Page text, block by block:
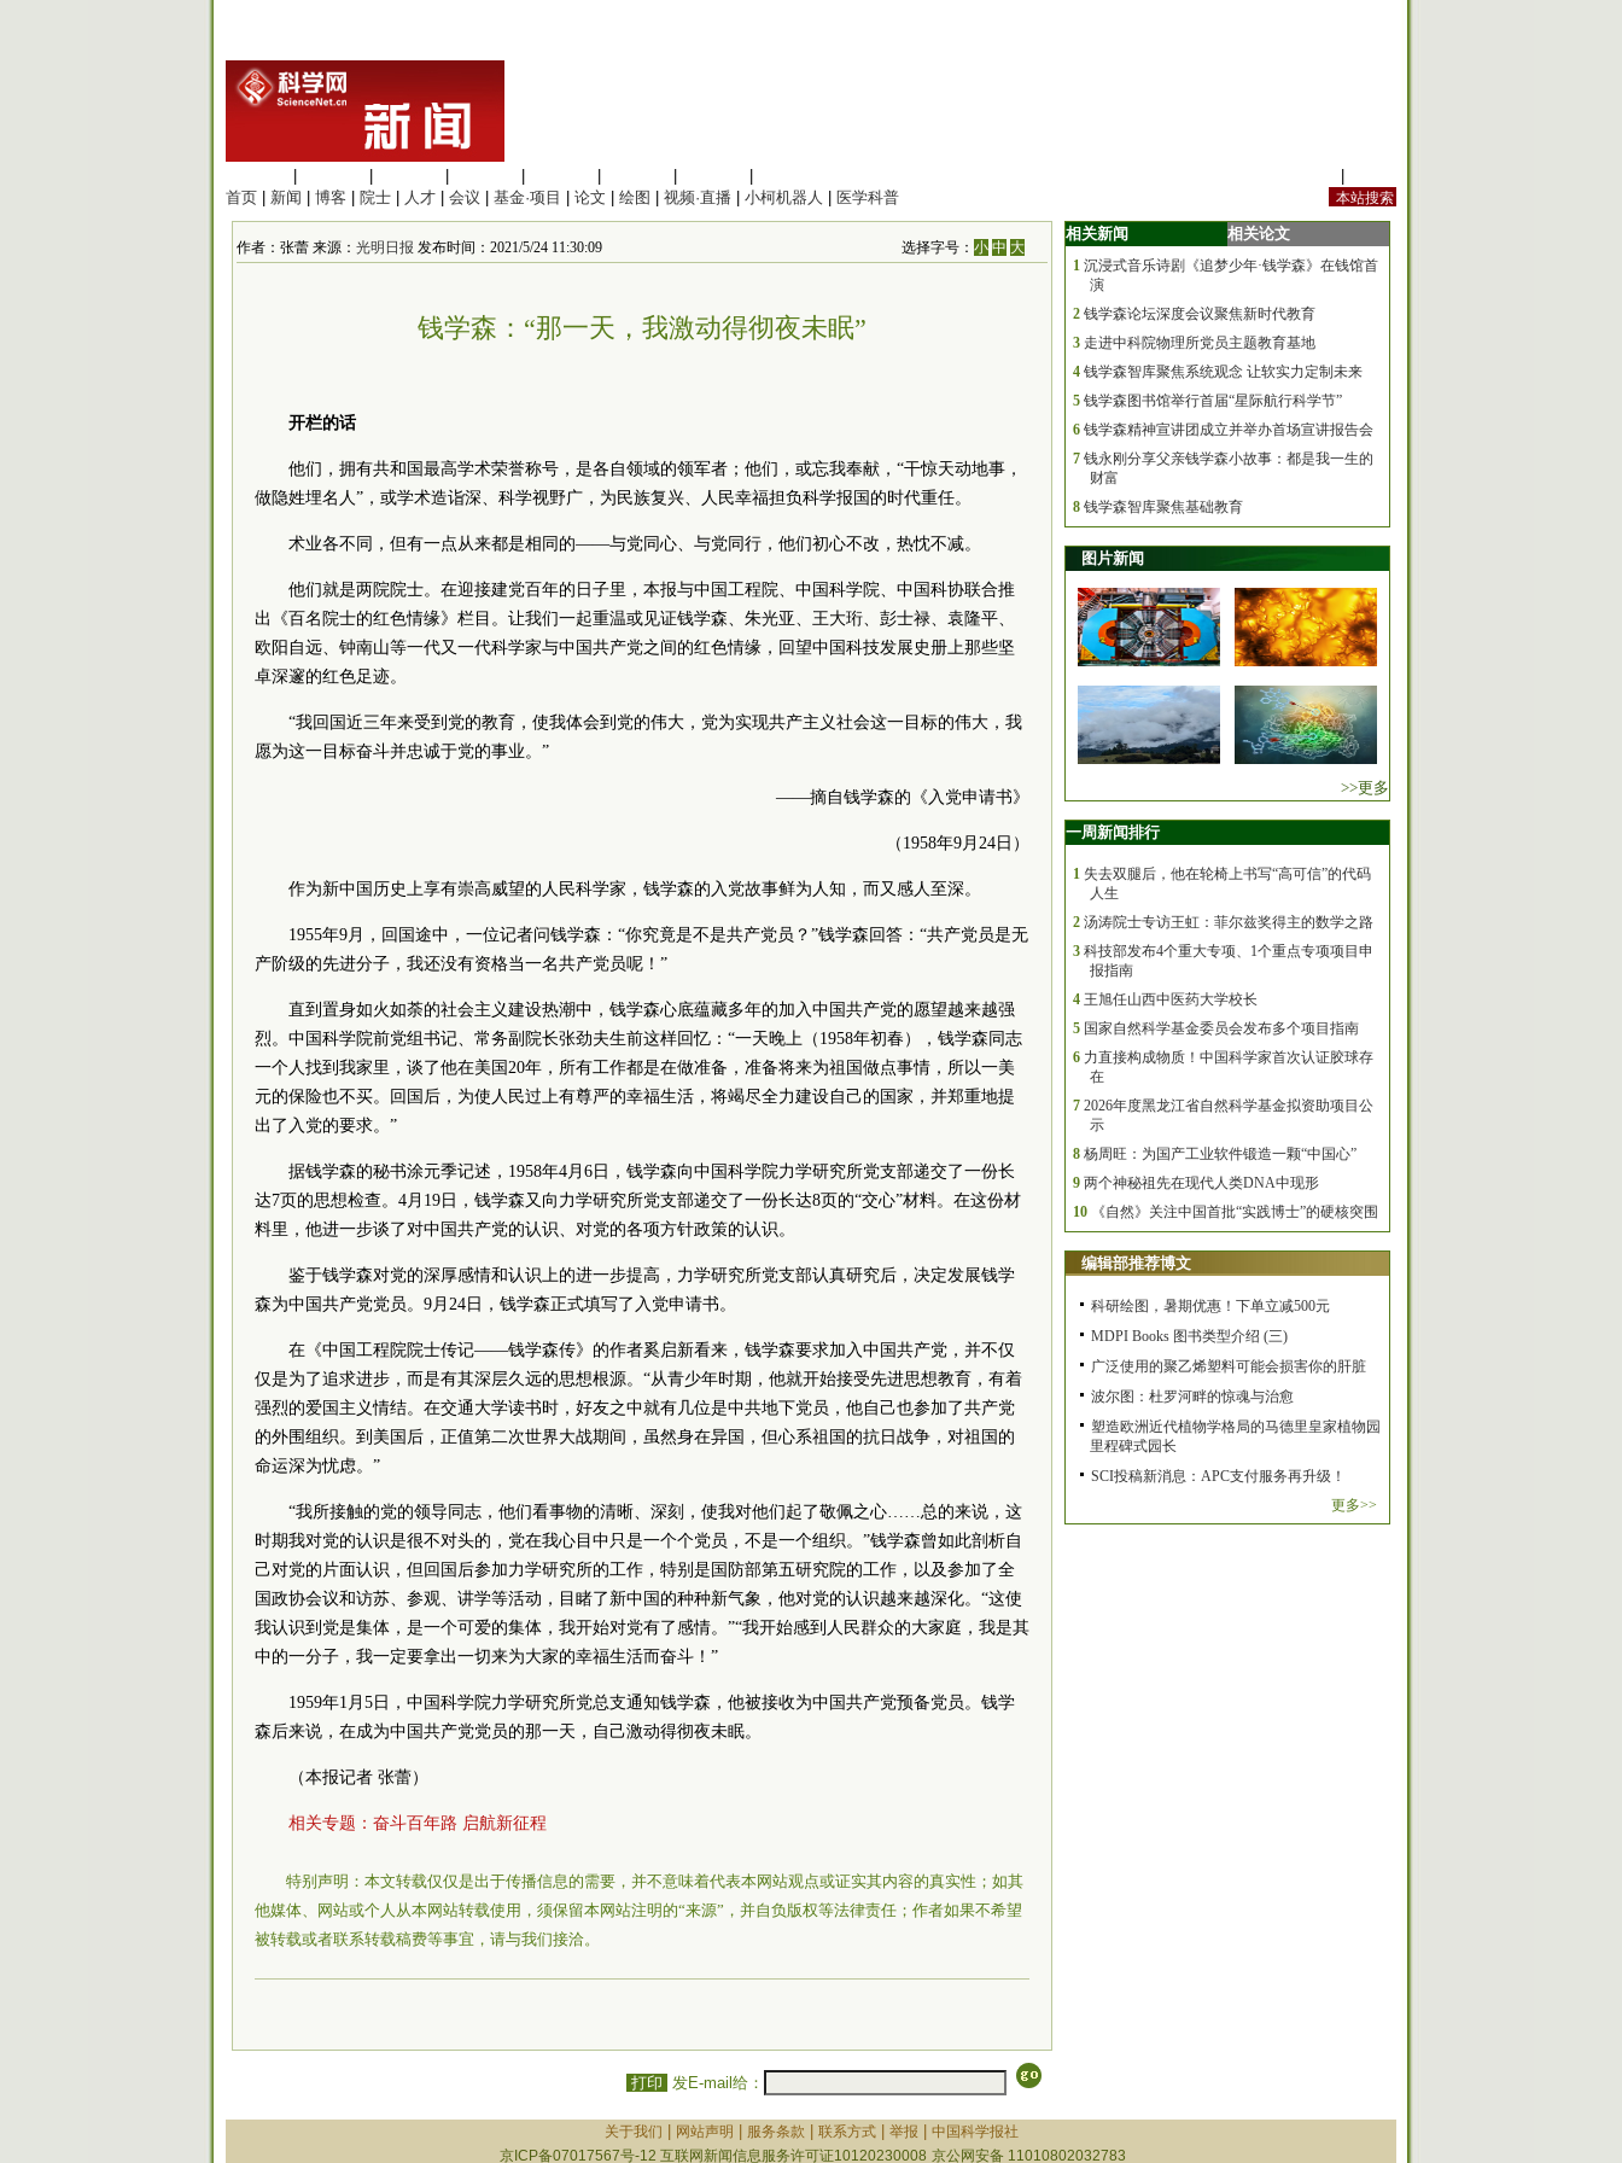
首页
新闻 博客 院士 人才 会议 基金·项目 论文 绘图 视频·直播 小柯机器人 医学科普
作者：张蕾 来源： 光明日报 发布时间：2021/5/24 11:30:09 选择字号：小 中 大
钱学森：“那一天，我激动得彻夜未眠”
开栏的话
他们，拥有共和国最高学术荣誉称号，是各自领域的领军者；他们，或忘我奉献，“干惊天动地事，
做隐姓埋名人”，或学术造诣深、科学视野广，为民族复兴、人民幸福担负科学报国的时代重任。
术业各不同，但有一点从来都是相同的——与党同心、与党同行，他们初心不改，热忱不减。
他们就是两院院士。在迎接建党百年的日子里，本报与中国工程院、中国 科学院、中国科协联合推
出《百名 院士的红色情缘》栏目。让我们一起重温或见证钱学森、朱光亚、王大珩、彭士禄、袁隆平、
欧阳自远、钟南山等一代又一代科学家与中国 共产党之间的红色情缘，回望中国科技发展史册上那些坚
卓深邃的红色足迹。
“我回国近三年来受到党的教育，使我体会到党的伟大，党为实现共产主义社会这一目标的伟大，我
愿为这一目标奋斗并忠诚于党的事业。”
——摘自钱学森的《入党申请书》
（1958年9月24日）
作为新中国历史上享有崇高威望的人民科学家，钱学森的入党故事鲜为人知，而又感人至深。
1955年9月，回国途中，一位记者问钱学森：“你究竟是不是共产党员？”钱学森回答：“共产党员是无
产阶级的先进分子，我还没有资格当一名共产党员呢！”
直到置身如火如荼的社会主义建设热潮中，钱学森心底蕴藏多年的加入中国 共产党的愿望越来越强
烈。中国 科学院前党组 书记、常务副 院长张劲夫生前这样回忆：“一天晚上（1958年初春），钱学森同志
一个人找到我家里，谈了他在美国20年，所有工作都是在做准备，准备将来为祖国做点事情，所以一美
元的保险也不买。回国后，为使人民过上有尊严的幸福生活，将竭尽全力建设自己的国家，并郑重地提
出了入党的要求。”
据钱学森的秘书涂元季记述，1958年4月6日，钱学森向中国 科学院力学研究所党支部递交了一份长
达7页的思想检查。4月19日，钱学森又向力学研究所党支部递交了一份长达8页的“交心”材料。在这份材
料里，他进一步谈了对中国 共产党的认识、对党的各项方针政策的认识。
鉴于钱学森对党的深厚感情和认识上的进一步提高，力学研究所党支部认真研究后，决定发展钱学
森为中国 共产党党员。9月24日，钱学森正式填写了入党申请书。
在《中国工程院院士传记——钱学森传》的作者奚启新看来，钱学森要求加入中国 共产党 ，并不仅
仅是为了追求进步，而是有其深层久远的思想根源。“从青少年时期，他就开始接受先进思想教育，有着
强烈的爱国主义情结。在交通大学读书时，好友之中就有几位是中共地下党员 ，他自己也参加了共产党
的外围组织。到美国后，正值第二次世界大战期间，虽然身在异国，但心系祖国的抗日战争，对祖国的
命运深为忧虑。”
“我所接触的党的领导同志，他们看事物的清晰、深刻，使我对他们起了敬佩之心……总的来说，这
时期我对党的认识是很不对头的，党在我心目中只是一个个党员 ，不是一个组织。”钱学森曾如此剖析自
己对党的片面认识，但回国后参加力学研究所的工作，特别是国防部第五研究院的工作，以及参加了全
国政协会议和访苏、参观、讲学等活动，目睹了新中国的种种新气象，他对党的认识越来越深化。“这使
我认识到党是集体，是一个可爱的集体，我开始对党有了感情。”“我开始感到人民群众的大家庭，我是其
中的一分子，我一定要拿出一切来为大家的幸福生活而奋斗！”
1959年1月5日，中国 科学院力学研究所党总支通知钱学森，他被接收为中国 共产党预备党员。钱学
森后来说，在成为中国 共产党党员的那一天，自己激动得彻夜未眠。
（本报记者 张蕾）
相关专题： 奋斗百年路 启航新征程
特别声明：本文转载仅仅是出于传播信息的需要，并不意味着代表本网站观点或证实其内容的真实性；如其
他媒体、网站或个人从本网站转载使用，须保留本网站注明的“来源”，并自负版权等法律责任；作者如果不希望
被转载或者联系转载稿费等事宜，请与我们接洽。
打印 发E-mail给：
相关新闻 相关论文
1 沉浸式音乐诗剧《追梦少年·钱学森》在钱馆首
演
2 钱学森论坛深度会议聚焦新时代教育
3 走进中科院物理所党员主题教育基地
4 钱学森智库聚焦系统观念 让软实力定制未来
5 钱学森图书馆举行首届“星际航行科学节”
6 钱学森精神宣讲团成立并举办首场宣讲报告会
7 钱永刚分享父亲钱学森小故事：都是我一生的
财富
8 钱学森智库聚焦基础教育
图片新闻
>>更多
一周新闻排行
1 失去双腿后，他在轮椅上书写“高可信”的代码
人生
2 汤涛院士专访王虹：菲尔兹奖得主的数学之路
3 科技部发布4个重大专项、1个重点专项项目申
报指南
4 王旭任山西中医药大学校长
5 国家自然科学基金委员会发布多个项目指南
6 力直接构成物质！中国科学家首次认证胶球存
在
7 2026年度黑龙江省自然科学基金拟资助项目公
示
8 杨周旺：为国产工业软件锻造一颗“中国心”
9 两个神秘祖先在现代人类DNA中现形
10
《自然》关注中国首批“实践博士”的硬核突围
编辑部推荐博文
科研绘图，暑期优惠！下单立减500元
MDPI Books 图书类型介绍 (三)
广泛使用的聚乙烯塑料可能会损害你的肝脏
波尔图：杜罗河畔的惊魂与治愈
塑造欧洲近代植物学格局的马德里皇家植物园
里程碑式园长
SCI投稿新消息：APC支付服务再升级！
更多>>
关于我们 网站声明 服务条款 联系方式| 举报
中国科学报社
京ICP备07017567号-12 互联网新闻信息服务许可证10120230008 京公网安备 11010802032783